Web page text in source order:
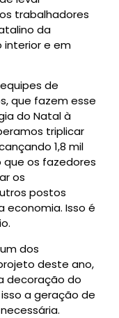
trabalhadores
da
e em
de
que fazem esse
do Natal à
triplicar
1,8 mil
os fazedores
os
postos
economia. Isso é
dos
deste ano,
decoração do
a geração de